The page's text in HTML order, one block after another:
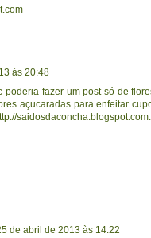
às 20:48
poderia fazer um post só de
açucaradas para enfeitar
de abril de 2013 às 14:22